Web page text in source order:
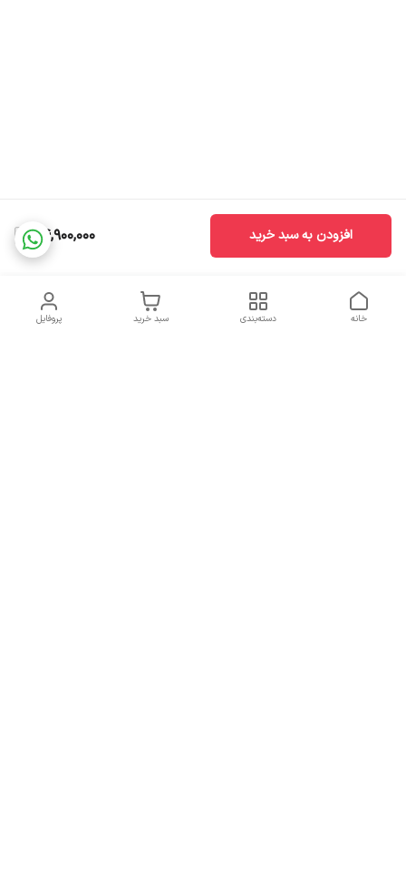
24,900,000 افزودن به سبد خرید
پروفایل سبد خرید دسته‌بندی خانه